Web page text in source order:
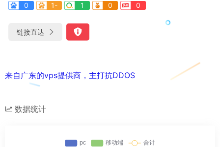
0
1- 1 0 0
链接直达
来自广东的vps提供商，主打抗DDOS
数据统计